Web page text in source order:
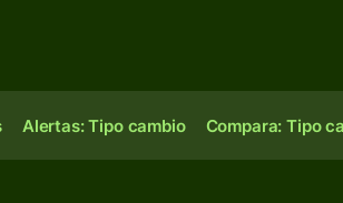
Alertas: Tipo cambio Compara: Tipo